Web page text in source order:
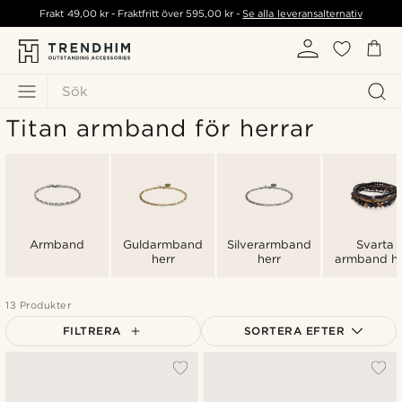
Sök
Frakt 49,00 kr- Fraktfritt över595,00 kr -Se alla leveransalternativ
Titan armband för herrar
Armband
Guldarmband
herr
Silverarmband
herr
Svarta
armband
13 Produkter
FILTRERA SORTERA EFTER